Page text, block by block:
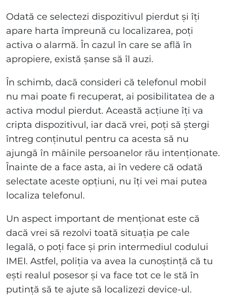
Odată ce selectezi dispozitivul pierdut și îți
apare harta împreună cu localizarea, poți
activa o alarmă. În cazul în care se află în
apropiere, există șanse să îl auzi.
În schimb, dacă consideri că telefonul mobil
nu mai poate fi recuperat, ai posibilitatea de a
activa modul pierdut. Această acțiune îți va
cripta dispozitivul, iar dacă vrei, poți să ștergi
întreg conținutul pentru ca acesta să nu
ajungă în mâinile persoanelor rău intenționate.
Înainte de a face asta, ai în vedere că odată
selectate aceste opțiuni, nu îți vei mai putea
localiza telefonul.
Un aspect important de menționat este că
dacă vrei să rezolvi toată situația pe cale
legală, o poți face și prin intermediul codului
IMEI. Astfel, poliția va avea la cunoștință că tu
ești realul posesor și va face tot ce le stă în
putință să te ajute să localizezi device-ul.